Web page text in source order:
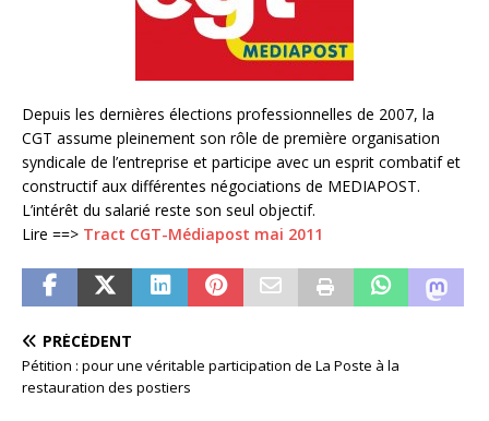
Depuis les dernières élections professionnelles de 2007, la
CGT assume pleinement son rôle de première organisation
syndicale de l’entreprise et participe avec un esprit combatif et
constructif aux différentes négociations de MEDIAPOST.
L’intérêt du salarié reste son seul objectif.
Lire ==> Tract CGT-Médiapost mai 2011
PRÉCÉDENT
Pétition : pour une véritable participation de La Poste à la
restauration des postiers